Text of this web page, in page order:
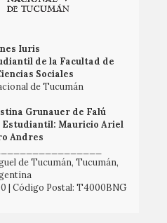
Iuris
de la Facultad de
Sociales
de Tucumán
Grunauer de Falú
Mauricio Ariel
Andres
de Tucumán, Tucumán,
| Código Postal: T4000BNG